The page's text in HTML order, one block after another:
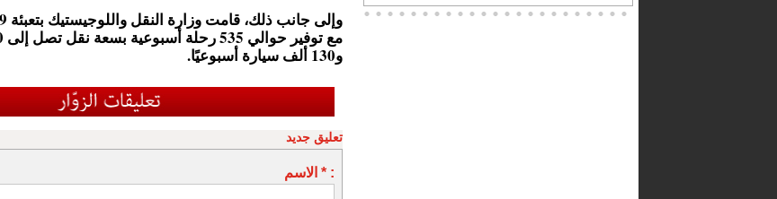
و130 ألف سيارة أسبوعيًا.
تعليق جديد
الاسم * :